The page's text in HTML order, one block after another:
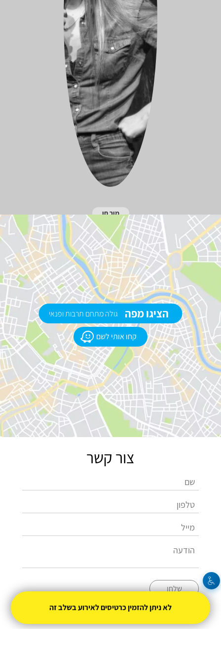
מור חן
קחו אותי לשם
הציגו מפה גולה מתחם תרבות ופנאי
צור קשר
שלחו
לא ניתן להזמין כרטיסים לאירוע בשלב זה